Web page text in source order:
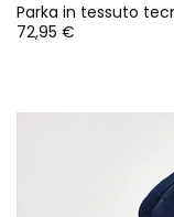
72,95 €